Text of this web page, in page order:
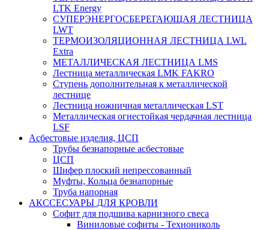
LTK Energy
СУПЕРЭНЕРГОСБЕРЕГАЮЩАЯ ЛЕСТНИЦА
LWT
ТЕРМОИЗОЛЯЦИОННАЯ ЛЕСТНИЦА LWL
Extra
МЕТАЛЛИЧЕСКАЯ ЛЕСТНИЦА LMS
Лестница металлическая LMK FAKRO
Ступень дополнительная к металлической
лестнице
Лестница ножничная металлическая LST
Металлическая огнестойкая чердачная лестница
LSF
Асбестовые изделия, ЦСП
Трубы безнапорные асбестовые
ЦСП
Шифер плоский непрессованный
Муфты, Кольца безнапорные
Труба напорная
АКССЕСУАРЫ ДЛЯ КРОВЛИ
Софит для подшива карнизного свеса
Виниловые софиты - Технониколь